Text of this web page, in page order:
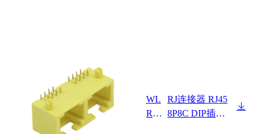
WL
R4F
RJ连接器 RJ45
8P8C DIP插板